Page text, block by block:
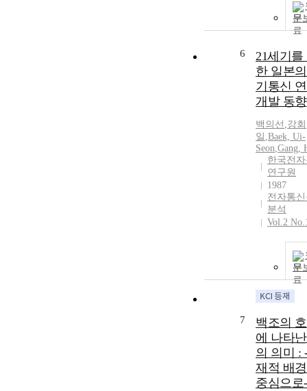
문
6
21세기를
한 일본
기통신
개발 동향
백의선 ,강회
일 ,Baek, Ui-
Seon,Gang,
한국전
연구원
1987
전자통
분석
Vol.2
문
7
백조의
에 나타
의 의미 :
재적 배
중심으로-